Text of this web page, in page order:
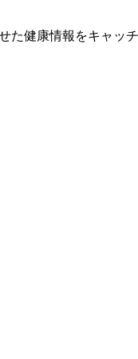
健康情報をキャッ